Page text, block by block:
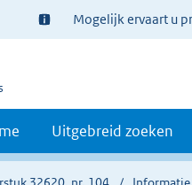
Ter
informatie:
Mogelijk ervaart u
Uitgebreid zoeken